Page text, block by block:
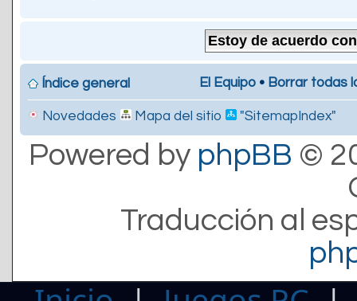
Índice general El Equipo • Borrar todas
Novedades Mapa del sitio "SitemapIndex"
Powered by phpBB ©
Traducción al